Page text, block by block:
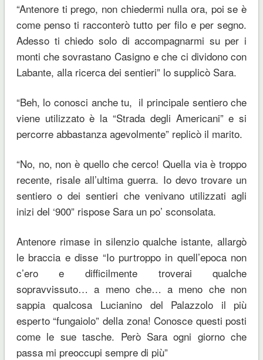
“Antenore ti prego, non chiedermi nulla ora, poi se è
come penso ti racconterò tutto per filo e per segno.
Adesso ti chiedo solo di accompagnarmi su per i
monti che sovrastano Casigno e che ci dividono con
Labante, alla ricerca dei sentieri” lo supplicò Sara.
“Beh, lo conosci anche tu, il principale sentiero che
viene utilizzato è la “Strada degli Americani” e si
percorre abbastanza agevolmente” replicò il marito.
“No, no, non è quello che cerco! Quella via è troppo
recente, risale all’ultima guerra. Io devo trovare un
sentiero o dei sentieri che venivano utilizzati agli
inizi del ‘900” rispose Sara un po’ sconsolata.
Antenore rimase in silenzio qualche istante, allargò
le braccia e disse “Io purtroppo in quell’epoca non
c’ero e difficilmente troverai qualche
sopravvissuto… a meno che… a meno che non
sappia qualcosa Lucianino del Palazzolo il più
esperto “fungaiolo” della zona! Conosce questi posti
come le sue tasche. Però Sara ogni giorno che
passa mi preoccupi sempre di più”